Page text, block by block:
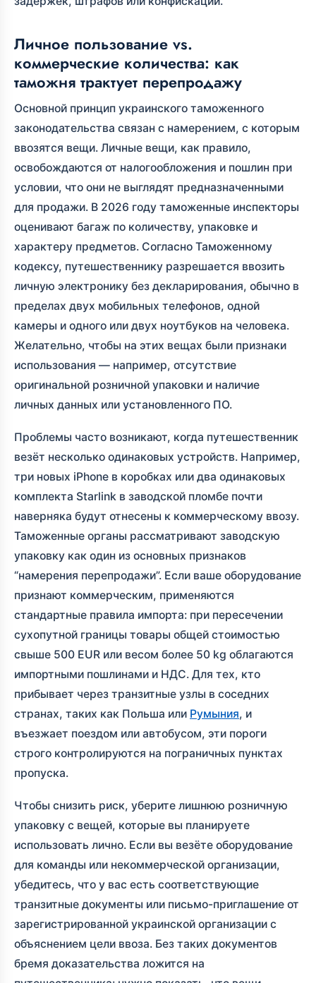
Личное пользование vs.
коммерческие количества: как
таможня трактует перепродажу
Основной принцип украинского таможенного
законодательства связан с намерением, с которым
ввозятся вещи. Личные вещи, как правило,
освобождаются от налогообложения и пошлин при
условии, что они не выглядят предназначенными
для продажи. В 2026 году таможенные инспекторы
оценивают багаж по количеству, упаковке и
характеру предметов. Согласно Таможенному
кодексу, путешественнику разрешается ввозить
личную электронику без декларирования, обычно в
пределах двух мобильных телефонов, одной
камеры и одного или двух ноутбуков на человека.
Желательно, чтобы на этих вещах были признаки
использования — например, отсутствие
оригинальной розничной упаковки и наличие
личных данных или установленного ПО.
Проблемы часто возникают, когда путешественник
везёт несколько одинаковых устройств. Например,
три новых iPhone в коробках или два одинаковых
комплекта Starlink в заводской пломбе почти
наверняка будут отнесены к коммерческому ввозу.
Таможенные органы рассматривают заводскую
упаковку как один из основных признаков
“намерения перепродажи”. Если ваше оборудование
признают коммерческим, применяются
стандартные правила импорта: при пересечении
сухопутной границы товары общей стоимостью
свыше 500 EUR или весом более 50 kg облагаются
импортными пошлинами и НДС. Для тех, кто
прибывает через транзитные узлы в соседних
странах, таких как Польша или Румыния, и
въезжает поездом или автобусом, эти пороги
строго контролируются на пограничных пунктах
пропуска.
Чтобы снизить риск, уберите лишнюю розничную
упаковку с вещей, которые вы планируете
использовать лично. Если вы везёте оборудование
для команды или некоммерческой организации,
убедитесь, что у вас есть соответствующие
транзитные документы или письмо-приглашение от
зарегистрированной украинской организации с
объяснением цели ввоза. Без таких документов
бремя доказательства ложится на